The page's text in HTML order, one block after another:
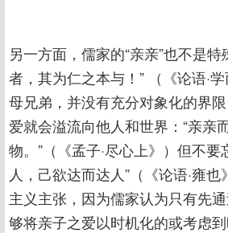
另一方面，儒家的“亲亲”也不是
者，其为仁之本与！” （《论语·
母兄弟，并没有充分对象化的界
爱就会溢流向他人和世界：“亲亲
物。”（《孟子·尽心上》）但不要
人，己欲达而达人”（《论语·雍
主义主张，因为儒家认为只有先
够将亲子之爱以时机化的或考虑